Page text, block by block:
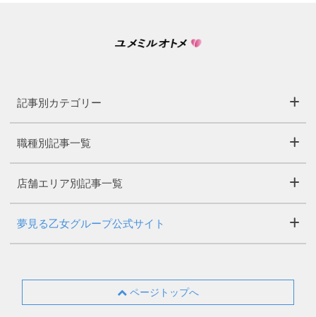
記事別カテゴリー
職種別記事一覧
店舗エリア別記事一覧
夢見る乙女グループ公式サイト
ページトップへ